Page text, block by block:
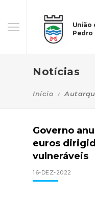
União
Pedro
Notícias
Início
Governo
euros
vulneráveis
16-DEZ-2022